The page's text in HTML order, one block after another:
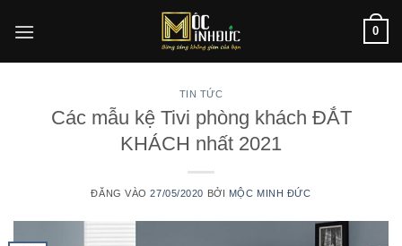
qua
0
TIN TỨC
Các mẫu kệ Tivi phòng khách ĐẮT
KHÁCH nhất 2021
ĐĂNG VÀO27/05/2020 BỞI MỘC MINH ĐỨC